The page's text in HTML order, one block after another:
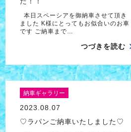
本日スペーシアを御納車させて頂き
ました K様にとってもお似合いのお車
です ご納車まで…
つづきを読む
納車ギャラリー
2023.08.07
♡ラパンご納車いたしました♡